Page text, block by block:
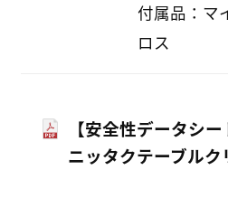
付属品：マ
ロス
【安全性データシ
ニッタクテーブルク